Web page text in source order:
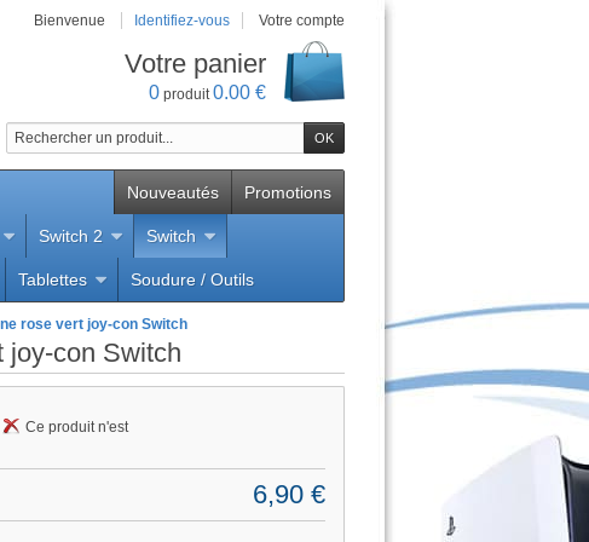
Bienvenue Identifiez-vous Votre compte
Votre panier
0 produit0.00 €
Promotions
Nouveautés
Switch 2 Switch
Tablettes Soudure / Outils
rose vert joy-con Switch
joy-con Switch
Ce produit n'est
6,90 €